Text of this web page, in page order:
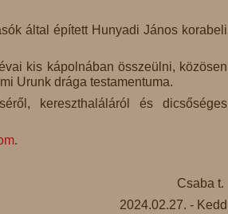
által épített Hunyadi János korabeli
kis kápolnában összeülni, közösen
Urunk drága testamentuma.
kereszthaláláról és dicsőséges
.
Csaba t.
2024.02.27. - Kedd